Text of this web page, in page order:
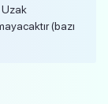
Uzak
(bazı